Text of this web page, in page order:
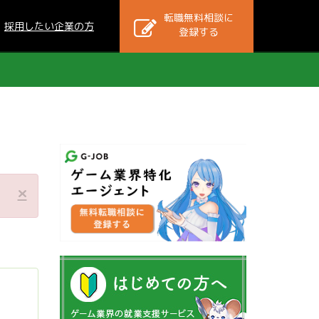
採用したい企業の方
転職無料相談に
登録する
×